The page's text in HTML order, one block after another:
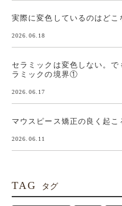
実際に変色しているのはど
2026.06.18
セラミックは変色しない。
ラミックの境界①
2026.06.17
マウスピース矯正の良く起
2026.06.11
TAG タグ